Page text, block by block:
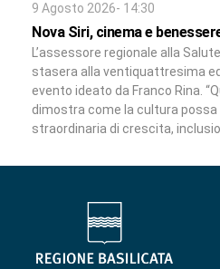
9 Agosto 2026- 14:30
Nova Siri, cinema e
L’assessore regionale alla
stasera alla ventiquattresima
evento ideato da Franco Rina.
dimostra come la cultura possa
straordinaria di crescita,